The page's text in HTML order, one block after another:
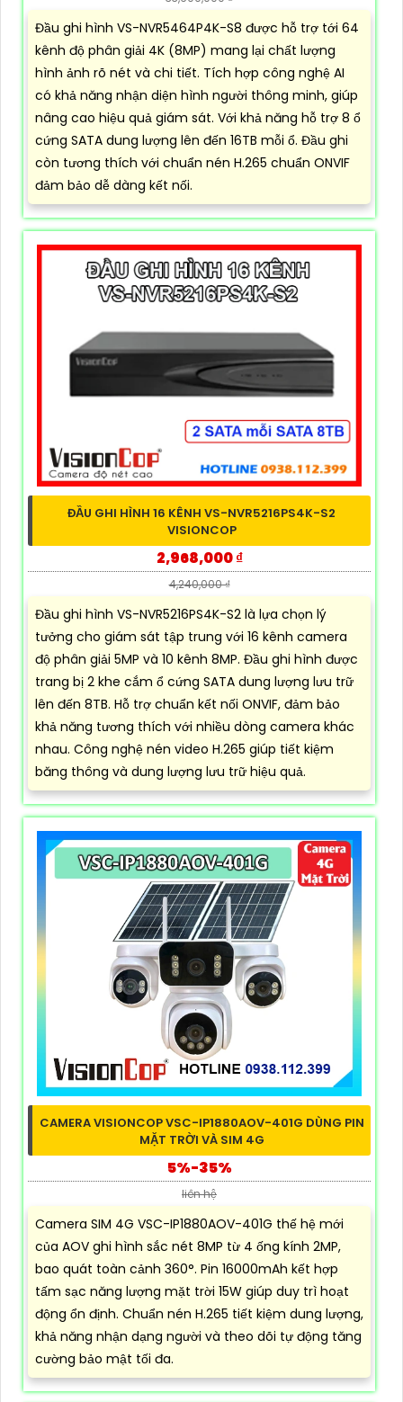
Đầu ghi hình VS-NVR5464P4K-S8 được hỗ trợ tới 64
kênh độ phân giải 4K (8MP) mang lại chất lượng
hình ảnh rõ nét và chi tiết. Tích hợp công nghệ AI
có khả năng nhận diện hình người thông minh, giúp
nâng cao hiệu quả giám sát. Với khả năng hỗ trợ 8 ổ
cứng SATA dung lượng lên đến 16TB mỗi ổ. Đầu ghi
còn tương thích với chuẩn nén H.265 chuẩn ONVIF
đảm bảo dễ dàng kết nối.
ĐẦU GHI HÌNH 16 KÊNH VS-NVR5216PS4K-S2
VISIONCOP
2,968,000 ₫
4,240,000 ₫
Đầu ghi hình VS-NVR5216PS4K-S2 là lựa chọn lý
tưởng cho giám sát tập trung với 16 kênh camera
độ phân giải 5MP và 10 kênh 8MP. Đầu ghi hình được
trang bị 2 khe cắm ổ cứng SATA dung lượng lưu trữ
lên đến 8TB. Hỗ trợ chuẩn kết nối ONVIF, đảm bảo
khả năng tương thích với nhiều dòng camera khác
nhau. Công nghệ nén video H.265 giúp tiết kiệm
băng thông và dung lượng lưu trữ hiệu quả.
CAMERA VISIONCOP VSC-IP1880AOV-401G DÙNG PIN
MẶT TRỜI VÀ SIM 4G
5%-35%
liên hệ
Camera SIM 4G VSC-IP1880AOV-401G thế hệ mới
của AOV ghi hình sắc nét 8MP từ 4 ống kính 2MP,
bao quát toàn cảnh 360°. Pin 16000mAh kết hợp
tấm sạc năng lượng mặt trời 15W giúp duy trì hoạt
động ổn định. Chuẩn nén H.265 tiết kiệm dung lượng,
khả năng nhận dạng người và theo dõi tự động tăng
cường bảo mật tối đa.